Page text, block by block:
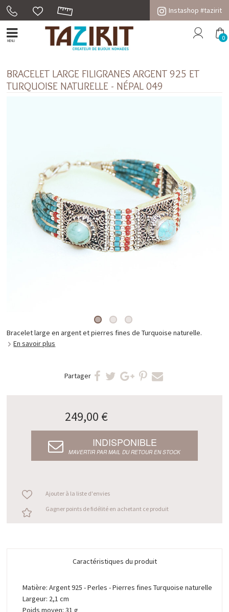
Instashop #tazirit
MENU 0
BRACELET LARGE FILIGRANES ARGENT 925 ET
TURQUOISE NATURELLE - NÉPAL 049
Bracelet large en argent et pierres fines de Turquoise naturelle.
En savoir plus
Partager
249,00 €
INDISPONIBLE
M’AVERTIR PAR MAIL DU RETOUR EN STOCK
Ajouter à la liste d'envies
Gagner points de fidélité en achetant ce produit
Caractéristiques du produit
Matière: Argent 925 - Perles - Pierres fines Turquoise naturelle
Largeur: 2,1 cm
Poids moyen: 31 g